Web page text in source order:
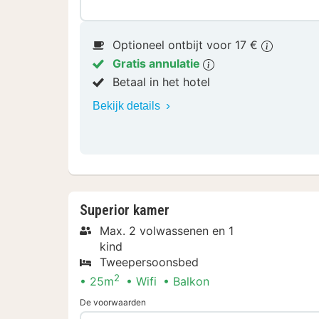
Optioneel ontbijt voor 17 €
Gratis annulatie
Betaal in het hotel
Bekijk details
Superior kamer
Max. 2 volwassenen en 1
kind
Tweepersoonsbed
25m2 Wifi Balkon
De voorwaarden